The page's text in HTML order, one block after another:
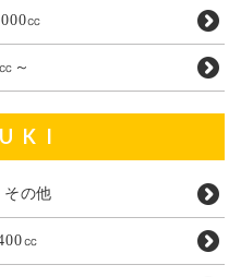
㏄
～
その他
㏄